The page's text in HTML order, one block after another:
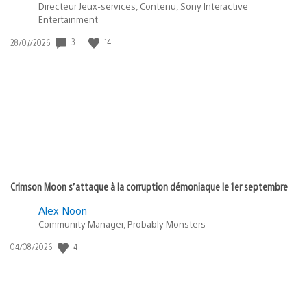
Directeur Jeux-services, Contenu, Sony Interactive
Entertainment
Date
28/07/2026 3 14
Crimson Moon s’attaque à la corruption démoniaque le 1er septembre
Alex Noon
Community Manager, Probably Monsters
Date
04/08/2026 4